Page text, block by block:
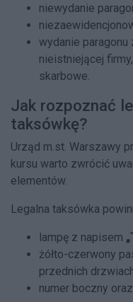
niewydanie
wydanie
nieistniejącej
skarbowe.
Jak rozpoznać
taksówkę?
Urząd m.st. Warszawy
kursu warto zwrócić
elementów.
Legalna taksówka
lampę z napisem
żółto-czerwony
przednich
numer boczny